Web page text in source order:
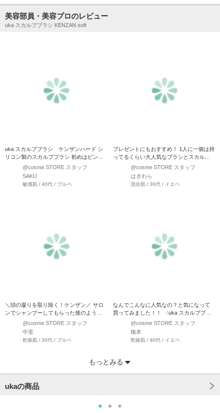
美容部員・美容プロのレビュー
uka スカルプブラシ KENZAN soft
uka スカルプブラシ ケンザンハード シ
リコン製のスカルプブラシ 初めはピンク
色のソフトタイプか…
@cosme STORE スタッフ
SAKU
敏感肌 / 40代 / ブルベ
プレゼントにもおすすめ！ 1人に一個は持
ってるくらい大人気なブラシとスカルプ
ブラシの紹介です♪ …
@cosme STORE スタッフ
はぎわら
混合肌 / 30代 / イエベ
＼頭の凝りを取り除く！ケンザン／ サロ
ンでシャンプーしてもらった後のような
爽快感☆ 頭皮の…
@cosme STORE スタッフ
中里
乾燥肌 / 30代 / ブルベ
なんでこんなに人気なの？と気になって
買ってみました！！ 〈uka スカルプブラ
シ ケンザン〉バリ…
@cosme STORE スタッフ
橋本
乾燥肌 / 40代 / イエベ
もっとみる
ukaの商品